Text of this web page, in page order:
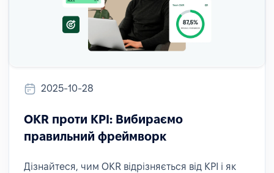
2025-10-28
OKR проти KPI: Вибираємо
правильний фреймворк
Дізнайтеся, чим OKR відрізняється від KPI і як